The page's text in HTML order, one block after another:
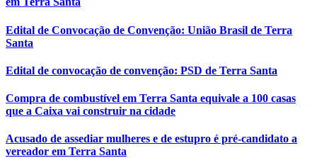
Edital de Convocação de Convenção: União Brasil de Terra
Santa
Edital de convocação de convenção: PSD de Terra Santa
Compra de combustível em Terra Santa equivale a 100 casas
que a Caixa vai construir na cidade
Acusado de assediar mulheres e de estupro é pré-candidato a
vereador em Terra Santa